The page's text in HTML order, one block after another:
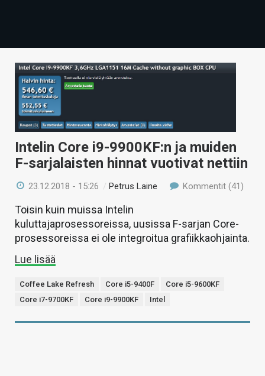
TECHBBS
TIETOA
HINTA.FI
KAUPPA
VAIHDA TEEMA
HAKU
Intelin Core i9-9900KF:n ja muiden
F-sarjalaisten hinnat vuotivat nettiin
23.12.2018 - 15:26 / Petrus Laine Kommentit (41)
Toisin kuin muissa Intelin
kuluttajaprosessoreissa, uusissa F-sarjan Core-
prosessoreissa ei ole integroitua grafiikkaohjainta.
Lue lisää
Coffee Lake Refresh Core i5-9400F
Core i5-9600KF
Core i7-9700KF
Core i9-9900KF Intel